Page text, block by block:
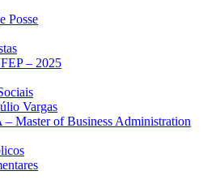
Posse
– 2025
Vargas
Master of Business Administration